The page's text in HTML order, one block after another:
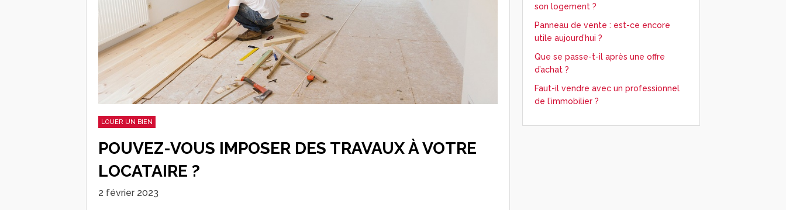
LOUER UN BIEN
POUVEZ-VOUS IMPOSER DES TRAVAUX À VOTRE
LOCATAIRE ?
2 février 2023
son logement ?
Panneau de vente : est-ce encore
utile aujourd’hui ?
Que se passe-t-il après une offre
d’achat ?
Faut-il vendre avec un professionnel
de l’immobilier ?